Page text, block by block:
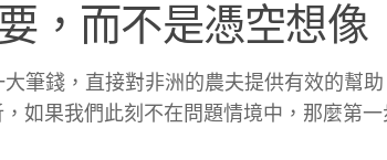
，而不是憑空想像
大筆錢，直接對非洲的農夫提供有效的幫
如果我們此刻不在問題情境中，那麼第